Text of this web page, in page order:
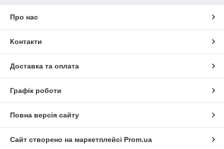
Про нас
Контакти
Доставка та оплата
Графік роботи
Повна версія сайту
Сайт створено на маркетплейсі Prom.ua